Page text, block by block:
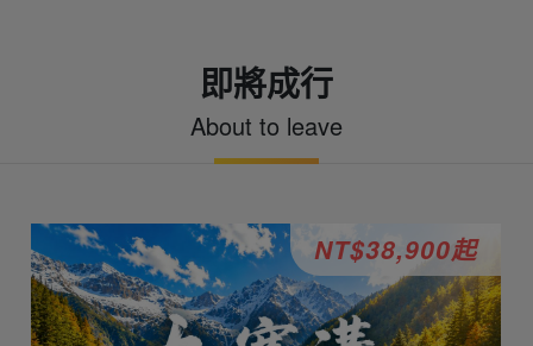
即將成行
About to leave
NT$38,900起